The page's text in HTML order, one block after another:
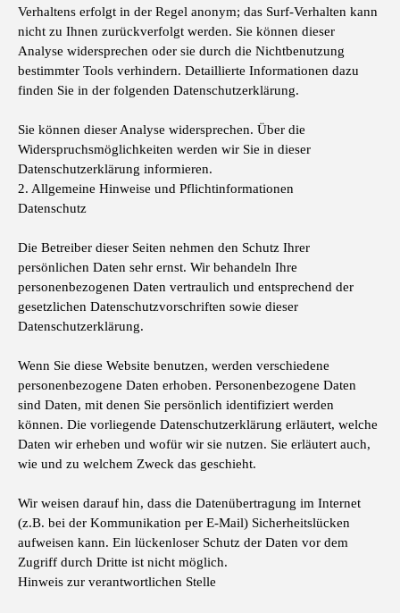
Verhaltens erfolgt in der Regel anonym; das Surf-Verhalten kann
nicht zu Ihnen zurückverfolgt werden. Sie können dieser
Analyse widersprechen oder sie durch die Nichtbenutzung
bestimmter Tools verhindern. Detaillierte Informationen dazu
finden Sie in der folgenden Datenschutzerklärung.
Sie können dieser Analyse widersprechen. Über die
Widerspruchsmöglichkeiten werden wir Sie in dieser
Datenschutzerklärung informieren.
2. Allgemeine Hinweise und Pflichtinformationen
Datenschutz
Die Betreiber dieser Seiten nehmen den Schutz Ihrer
persönlichen Daten sehr ernst. Wir behandeln Ihre
personenbezogenen Daten vertraulich und entsprechend der
gesetzlichen Datenschutzvorschriften sowie dieser
Datenschutzerklärung.
Wenn Sie diese Website benutzen, werden verschiedene
personenbezogene Daten erhoben. Personenbezogene Daten
sind Daten, mit denen Sie persönlich identifiziert werden
können. Die vorliegende Datenschutzerklärung erläutert, welche
Daten wir erheben und wofür wir sie nutzen. Sie erläutert auch,
wie und zu welchem Zweck das geschieht.
Wir weisen darauf hin, dass die Datenübertragung im Internet
(z.B. bei der Kommunikation per E-Mail) Sicherheitslücken
aufweisen kann. Ein lückenloser Schutz der Daten vor dem
Zugriff durch Dritte ist nicht möglich.
Hinweis zur verantwortlichen Stelle